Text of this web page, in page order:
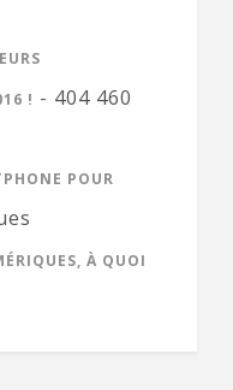
! - 404 460
POUR
À QUOI